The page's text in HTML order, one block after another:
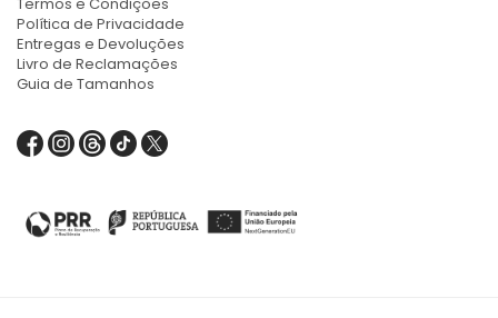
Termos e Condições
Política de Privacidade
Entregas e Devoluções
Livro de Reclamações
Guia de Tamanhos